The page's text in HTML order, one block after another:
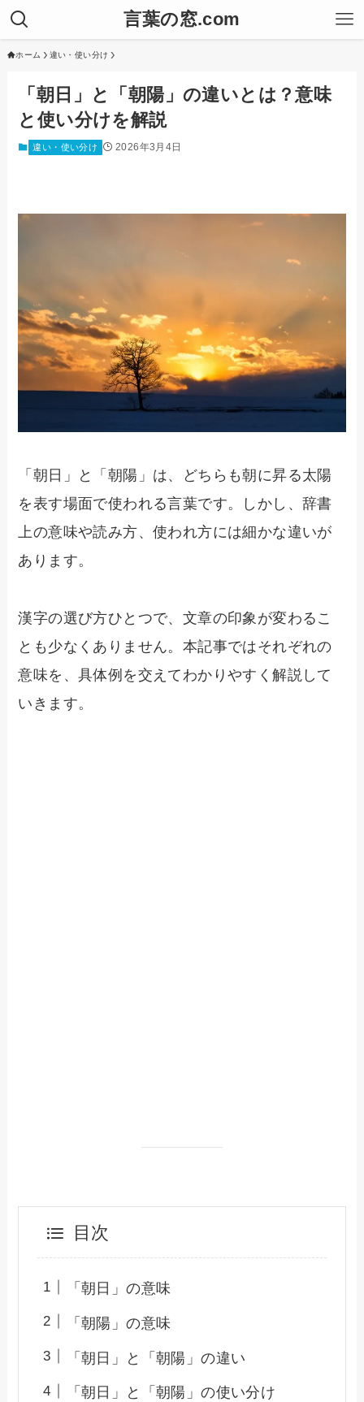
言葉の窓.com
ホーム 違い・使い分け
「朝日」と「朝陽」の違いとは？意味
と使い分けを解説
違い・使い分け 2026年3月4日
「朝日」と「朝陽」は、どちらも朝に昇る太陽
を表す場面で使われる言葉です。しかし、辞書
上の意味や読み方、使われ方には細かな違いが
あります。
漢字の選び方ひとつで、文章の印象が変わるこ
とも少なくありません。本記事ではそれぞれの
意味を、具体例を交えてわかりやすく解説して
いきます。
目次
「朝日」の意味
「朝陽」の意味
「朝日」と「朝陽」の違い
「朝日」と「朝陽」の使い分け